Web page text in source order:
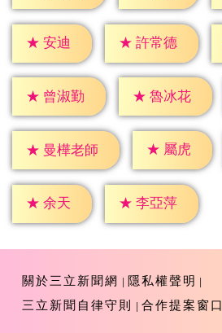
★ 安迪 ★ 許常德
★ 曾淑勤 ★ 魯冰花
★ 曼樺老師 ★ 屬虎
★ 余天 ★ 李亞萍
關於三立新聞網
隱私權聲明
三立新聞自律守則
合作提案窗口